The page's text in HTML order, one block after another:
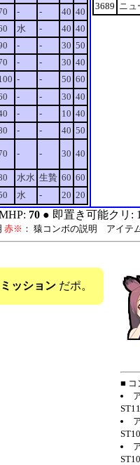
- - 40 40
水 - 40 40
- - 30 50
- - 30 40
- - 50 60
- - 30 40
- - 10 40
- - 40 50
- - 30 40
水水 生贄 60 60
水 - 20 20
3689 ニュ
70 ● 即置き可能クリ:
赤※ ： 猿コンボの説明 アイテ
ッション だポ。
■ コ